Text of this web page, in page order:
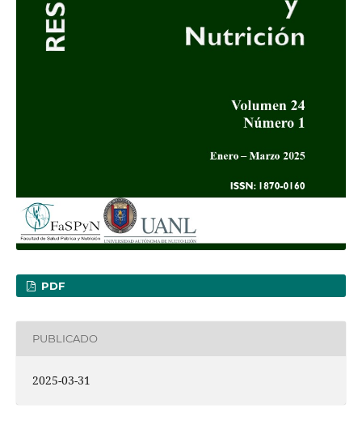
PDF
PUBLICADO
2025-03-31